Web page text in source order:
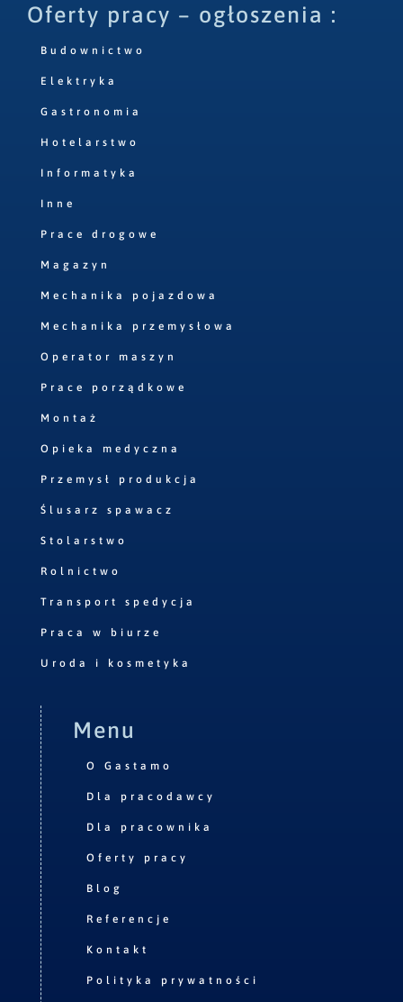
Oferty pracy – ogłoszenia :
Budownictwo
Elektryka
Gastronomia
Hotelarstwo
Informatyka
Inne
Prace drogowe
Magazyn
Mechanika pojazdowa
Mechanika przemysłowa
Operator maszyn
Prace porządkowe
Montaż
Opieka medyczna
Przemysł produkcja
Ślusarz spawacz
Stolarstwo
Rolnictwo
Transport spedycja
Praca w biurze
Uroda i kosmetyka
Menu
O Gastamo
Dla pracodawcy
Dla pracownika
Oferty pracy
Blog
Referencje
Kontakt
Polityka prywatności